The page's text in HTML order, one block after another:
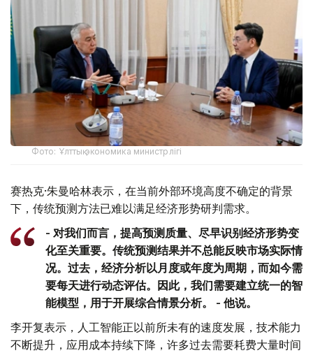
Фото: Ұлттық экономика министрлігі
赛热克·朱曼哈林表示，在当前外部环境高度不确定的背景
下，传统预测方法已难以满足经济形势研判需求。
- 对我们而言，提高预测质量、尽早识别经济形势变
化至关重要。传统预测结果并不总能反映市场实际情
况。过去，经济分析以月度或年度为周期，而如今需
要每天进行动态评估。因此，我们需要建立统一的智
能模型，用于开展综合情景分析。 - 他说。
李开复表示，人工智能正以前所未有的速度发展，技术能力
不断提升，应用成本持续下降，许多过去需要耗费大量时间